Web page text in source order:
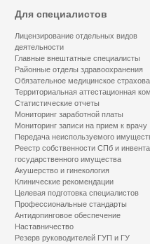
Для специалистов
Лицензирование отдельных видов
деятельности
Главные внештатные специалисты
Районные отделы здравоохранения
Обязательное медицинское
Территориальная аттестационная
Статистические отчеты
Мониторинг заработной платы
Мониторинг записи на прием к врачу
Передача неиспользуемого
Реестр собственности СПб и
государственного имущества
Акушерство и гинекология
Клинические рекомендации
Целевая подготовка специалистов
Профессиональные стандарты
Антидопинговое обеспечение
Наставничество
Резерв руководителей ГУП и ГУ